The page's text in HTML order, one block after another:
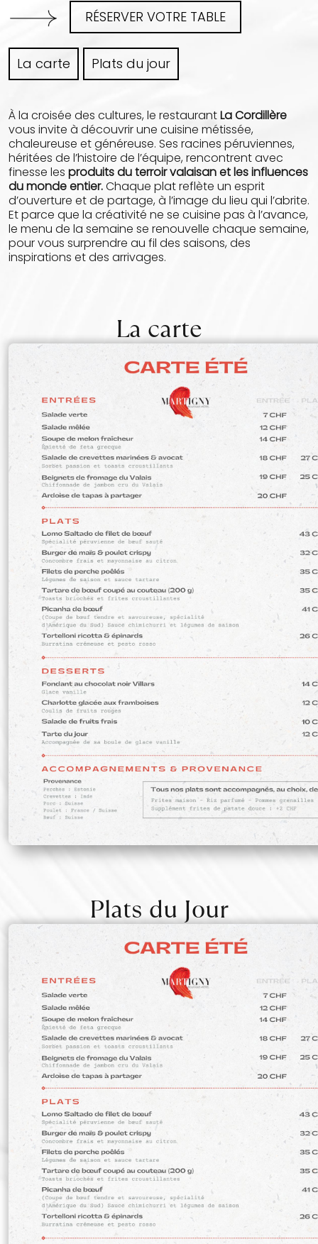
RÉSERVER VOTRE TABLE
La carte Plats du jour
À la croisée des cultures, le restaurantLa Cordillère
vous invite à découvrir une cuisine métissée,
chaleureuse et généreuse. Ses racines péruviennes,
héritées de l’histoire de l’équipe, rencontrent avec
finesse les produits du terroir valaisan et les influences
du monde entier.Chaque plat reflète un esprit
d’ouverture et de partage, à l’image du lieu qui l’abrite.
Et parce que la créativité ne se cuisine pas à l’avance,
le menu de la semaine se renouvelle chaque semaine,
pour vous surprendre au fil des saisons, des
inspirations et des arrivages.
La carte
Plats du Jour